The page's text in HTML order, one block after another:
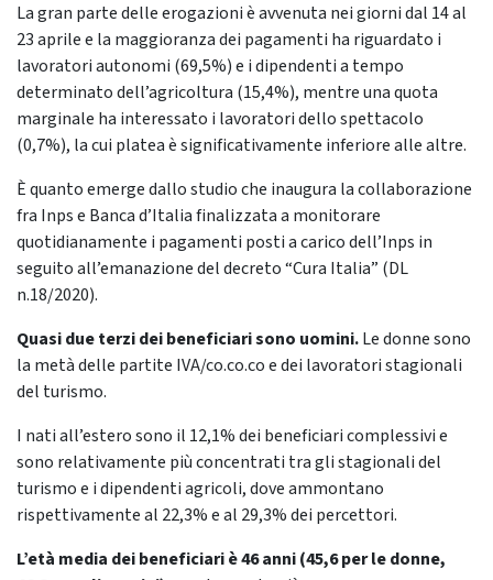
La gran parte delle erogazioni è avvenuta nei giorni dal 14 al
23 aprile e la maggioranza dei pagamenti ha riguardato i
lavoratori autonomi (69,5%) e i dipendenti a tempo
determinato dell’agricoltura (15,4%), mentre una quota
marginale ha interessato i lavoratori dello spettacolo
(0,7%), la cui platea è significativamente inferiore alle altre.
È quanto emerge dallo studio che inaugura la collaborazione
fra Inps e Banca d’Italia finalizzata a monitorare
quotidianamente i pagamenti posti a carico dell’Inps in
seguito all’emanazione del decreto “Cura Italia” (DL
n.18/2020).
Quasi due terzi dei beneficiari sono uomini.Le donne sono
la metà delle partite IVA/co.co.co e dei lavoratori stagionali
del turismo.
I nati all’estero sono il 12,1% dei beneficiari complessivi e
sono relativamente più concentrati tra gli stagionali del
turismo e i dipendenti agricoli, dove ammontano
rispettivamente al 22,3% e al 29,3% dei percettori.
L’età media dei beneficiari è 46 anni (45,6 per le donne,